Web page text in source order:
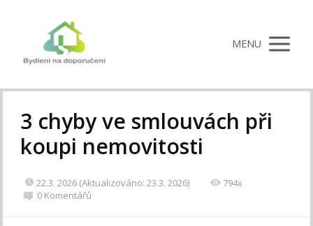
MENU
3 chyby ve smlouvách při
koupi nemovitosti
22.3. 2026 (Aktualizováno: 23.3. 2026)
794x
0 Komentářů